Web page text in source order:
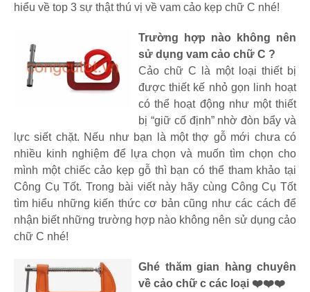
hiểu về top 3 sự thật thú vị về vam cảo kẹp chữ C nhé!
Trường hợp nào không nên
sử dụng vam cảo chữ C ?
Cảo chữ C là một loại thiết bị
được thiết kế nhỏ gọn linh hoạt
có thể hoạt động như một thiết
bị “giữ cố định” nhờ đòn bẩy và
lực siết chặt. Nếu như bạn là một thợ gỗ mới chưa có
nhiều kinh nghiệm để lựa chọn và muốn tìm chọn cho
mình một chiếc cảo kẹp gỗ thì bạn có thể tham khảo tại
Công Cụ Tốt. Trong bài viết này hãy cùng Công Cụ Tốt
tìm hiểu những kiến thức cơ bản cũng như các cách để
nhận biết những trường hợp nào không nên sử dụng cảo
chữ C nhé!
Ghé thăm gian hàng chuyên
về cảo chữ c các loại ❤️❤️❤️